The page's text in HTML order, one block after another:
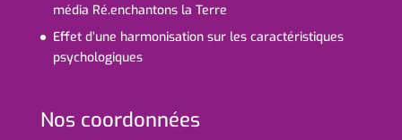
média Ré.enchantons la Terre
Effet d’une harmonisation sur les caractéristiques
psychologiques
Nos coordonnées